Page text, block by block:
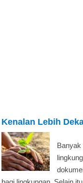
Kenalan Lebih
Banyak